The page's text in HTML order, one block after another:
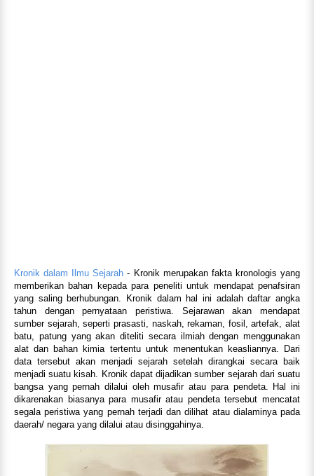
Kronik dalam Ilmu Sejarah - Kronik merupakan fakta kronologis yang
memberikan bahan kepada para peneliti untuk mendapat penafsiran
yang saling berhubungan. Kronik dalam hal ini adalah daftar angka
tahun dengan pernyataan peristiwa. Sejarawan akan mendapat
sumber sejarah, seperti prasasti, naskah, rekaman, fosil, artefak, alat
batu, patung yang akan diteliti secara ilmiah dengan menggunakan
alat dan bahan kimia tertentu untuk menentukan keasliannya. Dari
data tersebut akan menjadi sejarah setelah dirangkai secara baik
menjadi suatu kisah. Kronik dapat dijadikan sumber sejarah dari suatu
bangsa yang pernah dilalui oleh musafir atau para pendeta. Hal ini
dikarenakan biasanya para musafir atau pendeta tersebut mencatat
segala peristiwa yang pernah terjadi dan dilihat atau dialaminya pada
daerah/ negara yang dilalui atau disinggahinya.